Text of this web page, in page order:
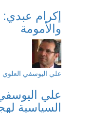
إكرام
والأمومة
علي اليوسفي العلوي
علي
السياسية